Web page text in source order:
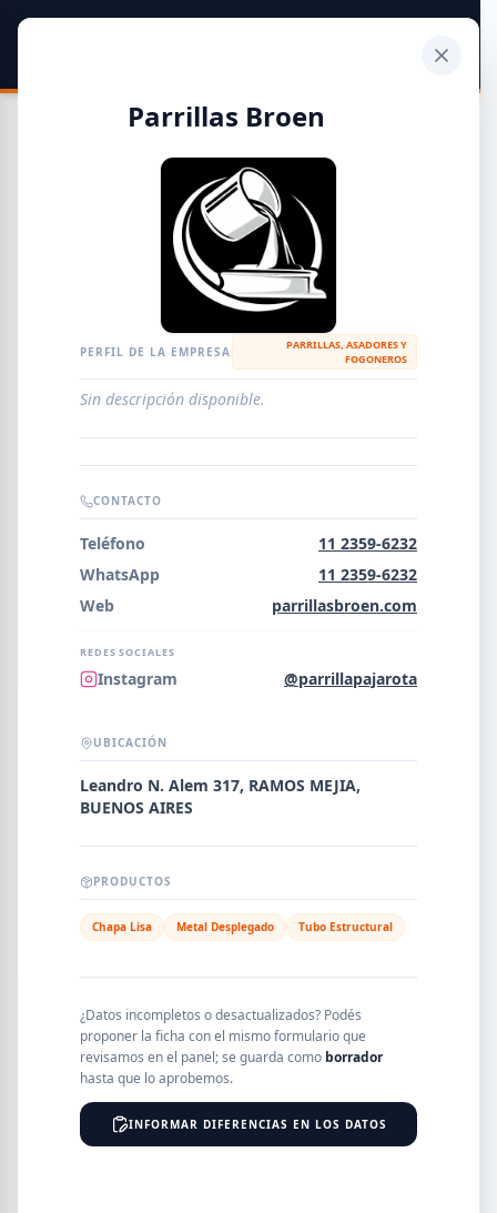
Guía de Empresas Metalúrgicas y Siderúrgicas
METALÚRGICAS
EMPRESAS AGREGAR EMPRESA
Error al cargar empresas.
SEGMENTO
PROVINCIA
Parrillas Broen
PERFIL DE LA EMPRESA
PARRILLAS, ASADORES Y
FOGONEROS
Sin descripción disponible.
CONTACTO
Teléfono
11 2359-6232
WhatsApp
11 2359-6232
Web
parrillasbroen.com
REDES SOCIALES
Instagram @parrillapajarota
UBICACIÓN
Leandro N. Alem 317, RAMOS MEJIA,
BUENOS AIRES
PRODUCTOS
Chapa Lisa Metal Desplegado Tubo Estructural
¿Datos incompletos o desactualizados? Podés
proponer la ficha con el mismo formulario que
revisamos en el panel; se guarda como borrador
hasta que lo aprobemos.
INFORMAR DIFERENCIAS EN LOS DATOS